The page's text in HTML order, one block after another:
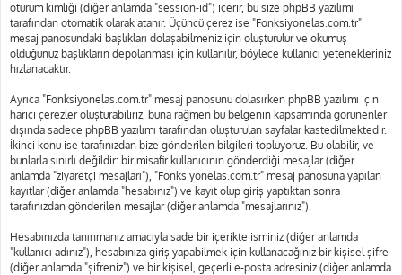
oturum kimliği (diğer anlamda "session-id") içerir, bu size phpBB yazılımı
tarafından otomatik olarak atanır. Üçüncü çerez ise "Fonksiyonelas.com.tr"
mesaj panosundaki başlıkları dolaşabilmeniz için oluşturulur ve okumuş
olduğunuz başlıkların depolanması için kullanılır, böylece kullanıcı yetenekleriniz
hızlanacaktır.
Ayrıca "Fonksiyonelas.com.tr" mesaj panosunu dolaşırken phpBB yazılımı için
harici çerezler oluşturabiliriz, buna rağmen bu belgenin kapsamında görünenler
dışında sadece phpBB yazılımı tarafından oluşturulan sayfalar kastedilmektedir.
İkinci konu ise tarafınızdan bize gönderilen bilgileri topluyoruz. Bu olabilir, ve
bunlarla sınırlı değildir: bir misafir kullanıcının gönderdiği mesajlar (diğer
anlamda "ziyaretçi mesajları"), "Fonksiyonelas.com.tr" mesaj panosuna yapılan
kayıtlar (diğer anlamda "hesabınız") ve kayıt olup giriş yaptıktan sonra
tarafınızdan gönderilen mesajlar (diğer anlamda "mesajlarınız").
Hesabınızda tanınmanız amacıyla sade bir içerikte isminiz (diğer anlamda
"kullanıcı adınız"), hesabınıza giriş yapabilmek için kullanacağınız bir kişisel şifre
(diğer anlamda "şifreniz") ve bir kişisel, geçerli e-posta adresiniz (diğer anlamda